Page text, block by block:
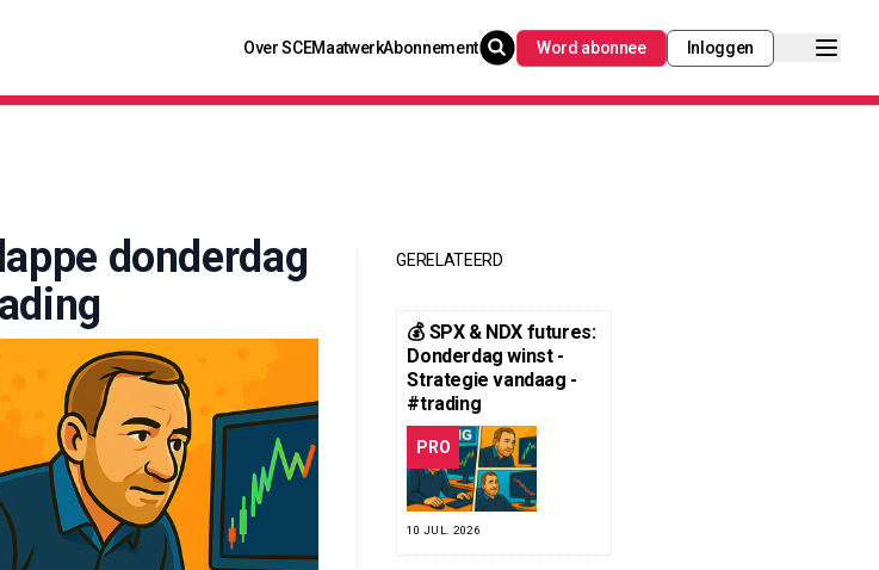
Over SCEMaatwerkAbonnement Word abonnee Inloggen
donderdag
GERELATEERD
💰 SPX & NDX futures:
Donderdag winst -
Strategie vandaag -
#trading
PRO
10 JUL. 2026